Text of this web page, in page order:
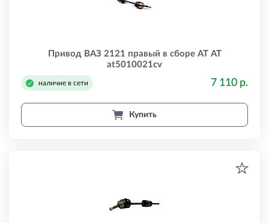
Привод ВАЗ 2121 правый в сборе АТ АТ
at5010021cv
наличие в сети 7 110 р.
Купить